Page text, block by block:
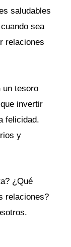
saludables
sea
relaciones
un tesoro
invertir
felicidad.
y
¿Qué
relaciones?